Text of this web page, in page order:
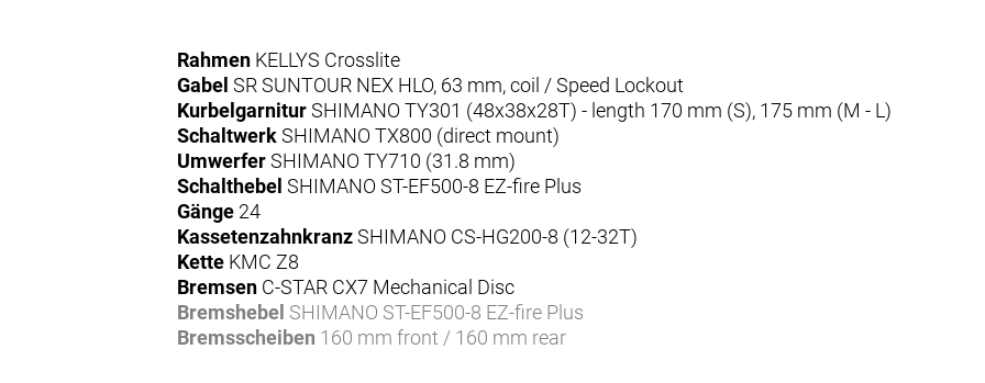
Rahmen KELLYS Crosslite
Gabel SR SUNTOUR NEX HLO, 63 mm, coil / Speed Lockout
KurbelgarniturSHIMANO TY301 (48x38x28T) - length 170 mm (S), 175 mm (M - L)
SchaltwerkSHIMANO TX800 (direct mount)
UmwerferSHIMANO TY710 (31.8 mm)
Schalthebel SHIMANO ST-EF500-8 EZ-fire Plus
Gänge 24
KassetenzahnkranzSHIMANO CS-HG200-8 (12-32T)
Kette KMC Z8
Bremsen C-STAR CX7 Mechanical Disc
Bremshebel SHIMANO ST-EF500-8 EZ-fire Plus
Bremsscheiben 160 mm front / 160 mm rear